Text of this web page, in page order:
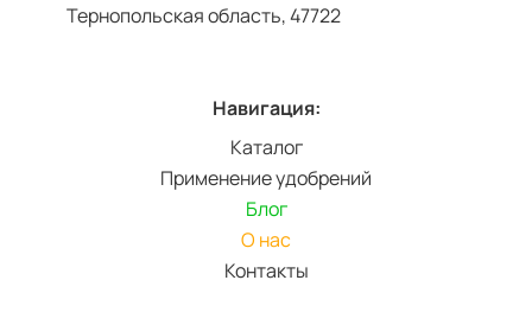
Тернопольская область, 47722
Навигация:
Каталог
Применение удобрений
Блог
О нас
Контакты